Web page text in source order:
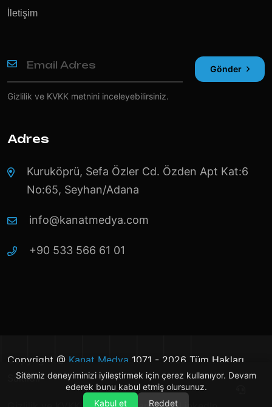
İletişim
Gönder
Gizlilik ve KVKK metnini inceleyebilirsiniz.
Adres
Kuruköprü, Sefa Özler Cd. Özden Apt Kat:6
No:65, Seyhan/Adana
info@kanatmedya.com
+90 533 566 61 01
Copyright @ Kanat Medya 1071 - 2026 Tüm Hakları
Saklıdır
Sitemiz deneyiminizi iyileştirmek için çerez kullanıyor. Devam
ederek bunu kabul etmiş olursunuz.
Kabul et
Reddet